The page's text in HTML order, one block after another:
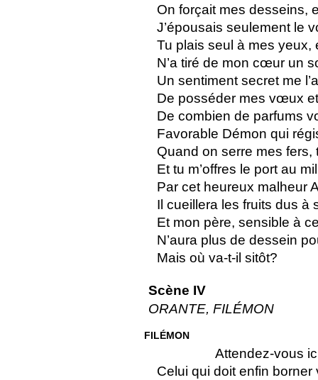
On forçait mes desseins,
J’épousais seulement le
Tu plais seul à mes yeux,
N’a tiré de mon cœur un
Un sentiment secret me
De posséder mes vœux
De combien de parfums
Favorable Démon qui
Quand on serre mes fers,
Et tu m’offres le port au
Par cet heureux malheur
Il cueillera les fruits dus à
Et mon père, sensible à
N’aura plus de dessein
Mais où va-t-il sitôt?
Scène IV
ORANTE, FILÉMON
FILÉMON
Attendez-vous
Celui qui doit enfin borner